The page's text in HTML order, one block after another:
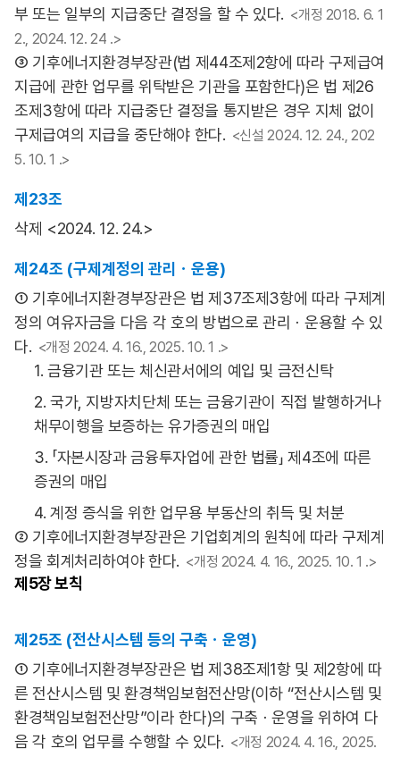
부 또는 일부의 지급중단 결정을 할 수 있다. <개정 2018. 6. 1
2., 2024. 12. 24 .>
③ 기후에너지환경부장관(법 제44조제2항에 따라 구제급여
지급에 관한 업무를 위탁받은 기관을 포함한다)은 법 제26
조제3항에 따라 지급중단 결정을 통지받은 경우 지체 없이
구제급여의 지급을 중단해야 한다. <신설 2024. 12. 24., 202
5. 10. 1 .>
제23조
삭제 <2024. 12. 24.>
제24조 (구제계정의 관리ㆍ운용)
① 기후에너지환경부장관은 법 제37조제3항에 따라 구제계
정의 여유자금을 다음 각 호의 방법으로 관리ㆍ운용할 수 있
다. <개정 2024. 4. 16., 2025. 10. 1 .>
1. 금융기관 또는 체신관서에의 예입 및 금전신탁
2. 국가, 지방자치단체 또는 금융기관이 직접 발행하거나
채무이행을 보증하는 유가증권의 매입
3. 「자본시장과 금융투자업에 관한 법률」 제4조에 따른
증권의 매입
4. 계정 증식을 위한 업무용 부동산의 취득 및 처분
② 기후에너지환경부장관은 기업회계의 원칙에 따라 구제계
정을 회계처리하여야 한다. <개정 2024. 4. 16., 2025. 10. 1 .>
제5장보칙
제25조 (전산시스템 등의 구축ㆍ운영)
① 기후에너지환경부장관은 법 제38조제1항 및 제2항에 따
른 전산시스템 및 환경책임보험전산망(이하 “전산시스템 및
환경책임보험전산망”이라 한다)의 구축ㆍ운영을 위하여 다
음 각 호의 업무를 수행할 수 있다. <개정 2024. 4. 16., 2025.